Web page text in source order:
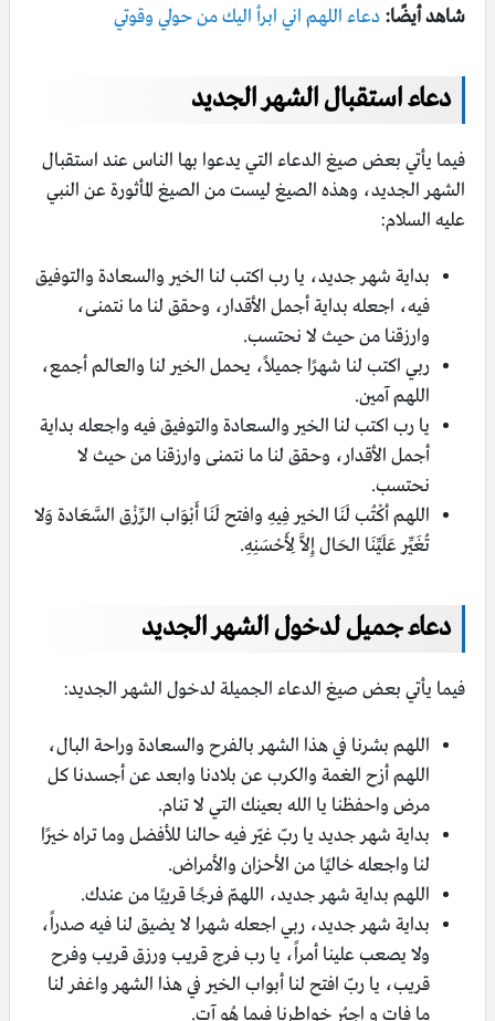
شاهد أيضًا: دعاء اللهم اني ابرأ اليك من حولي وقوتي
دعاء استقبال الشهر الجديد
فيما يأتي بعض صيغ الدعاء التي يدعوا بها الناس عند استقبال
الشهر الجديد، وهذه الصيغ ليست من الصيغ المأثورة عن النبي
عليه السلام:
بداية شهر جديد، يا رب اكتب لنا الخير والسعادة والتوفيق
فيه، اجعله بداية أجمل الأقدار، وحقق لنا ما نتمنى،
وارزقنا من حيث لا نحتسب.
ربي اكتب لنا شهرًا جميلاً، يحمل الخير لنا والعالم أجمع،
اللهم آمين.
يا رب اكتب لنا الخير والسعادة والتوفيق فيه واجعله بداية
أجمل الأقدار، وحقق لنا ما نتمنى وارزقنا من حيث لا
نحتسب.
اللهم أكْتُب لَنَا الخير فِيهِ وافتح لَنَا أَبْوَاب الرِّزْق السَّعَادة وَلا
تُغَيِّر عَلَيِّنَا الحَال إِلاَّ لِأَحْسَنِهِ.
دعاء جميل لدخول الشهر الجديد
فيما يأتي بعض صيغ الدعاء الجميلة لدخول الشهر الجديد:
اللهم بشرنا في هذا الشهر بالفرح والسعادة وراحة البال،
اللهم أزح الغمة والكرب عن بلادنا وابعد عن أجسدنا كل
مرض واحفظنا يا الله بعينك التي لا تنام.
بداية شهر جديد يا ربّ غيّر فيه حالنا للأفضل وما تراه خيرًا
لنا واجعله خاليًا من الأحزان والأمراض.
اللهم بداية شهر جديد، اللهمّ فرجًا قريبًا من عندك.
بداية شهر جديد، ربي اجعله شهرا لا يضيق لنا فيه صدراً،
ولا يصعب علينا أمراً، يا رب فرج قريب ورزق قريب وفرح
قريب، يا ربّ افتح لنا أبواب الخير في هذا الشهر واغفر لنا
ما فات و اجبُر خواطرنا فيما هُو آت.